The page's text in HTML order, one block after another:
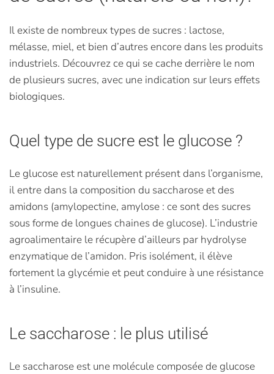
Il existe de nombreux types de sucres : lactose,
mélasse, miel, et bien d’autres encore dans les produits
industriels. Découvrez ce qui se cache derrière le nom
de plusieurs sucres, avec une indication sur leurs effets
biologiques.
Quel type de sucre est le glucose ?
Le glucose est naturellement présent dans l’organisme,
il entre dans la composition du saccharose et des
amidons (amylopectine, amylose : ce sont des sucres
sous forme de longues chaines de glucose). L’industrie
agroalimentaire le récupère d’ailleurs par hydrolyse
enzymatique de l’amidon. Pris isolément, il élève
fortement la glycémie et peut conduire à une résistance
à l’insuline.
Le saccharose : le plus utilisé
Le saccharose est une molécule composée de glucose